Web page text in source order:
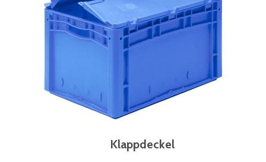
Klappdeckel